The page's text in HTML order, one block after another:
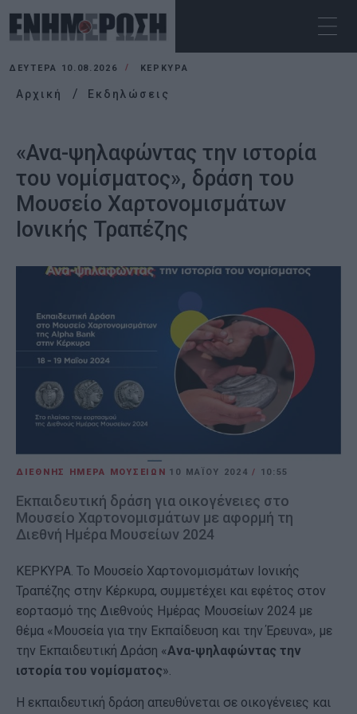
ΔΕΥΤΈΡΑ 10.08.2026 ΚΕΡΚΥΡΑ
Αρχική Εκδηλώσεις
«Ανα-ψηλαφώντας την ιστορία
του νομίσματος», δράση του
Μουσείο Χαρτονομισμάτων
Ιονικής Τραπέζης
ΔΙΕΘΝΗΣ ΗΜΕΡΑ ΜΟΥΣΕΙΩΝ 10 ΜΑΪ́ΟΥ 2024/ 10:55
Εκπαιδευτική δράση για οικογένειες στο
Μουσείο Χαρτονομισμάτων με αφορμή τη
Διεθνή Ημέρα Μουσείων 2024
ΚΕΡΚΥΡΑ. Το Μουσείο Χαρτονομισμάτων Ιονικής
Τραπέζης στην Κέρκυρα, συμμετέχει και εφέτος στον
εορτασμό της Διεθνούς Ημέρας Μουσείων 2024 με
θέμα «Μουσεία για την Εκπαίδευση και την Έρευνα», με
την Εκπαιδευτική Δράση «Ανα-ψηλαφώντας την
ιστορία του νομίσματος».
Η εκπαιδευτική δράση απευθύνεται σε οικογένειες και